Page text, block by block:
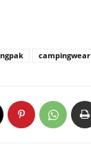
campingwear